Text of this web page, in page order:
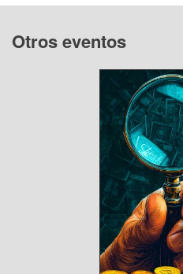
Otros eventos